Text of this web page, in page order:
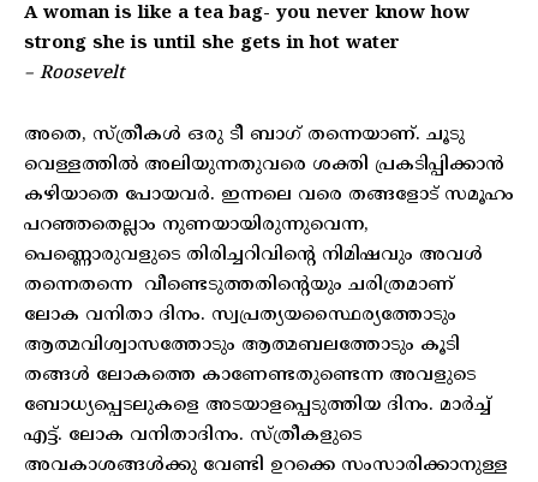
A woman is like a tea bag- you never know how
strong she is until she gets in hot water
– Roosevelt
അതെ, സ്ത്രീകൾ ഒരു ടീ ബാഗ് തന്നെയാണ്. ചൂടു
വെള്ളത്തിൽ അലിയുന്നതുവരെ ശക്തി പ്രകടിപ്പിക്കാൻ
കഴിയാതെ പോയവർ. ഇന്നലെ വരെ തങ്ങളോട് സമൂഹം
പറഞ്ഞതെല്ലാം നുണയായിരുന്നുവെന്ന,
പെണ്ണൊരുവളുടെ തിരിച്ചറിവിന്റെ നിമിഷവും അവൾ
തന്നെതന്നെ വീണ്ടെടുത്തതിന്റെയും ചരിത്രമാണ്
ലോക വനിതാ ദിനം. സ്വപ്രത്യയസ്ഥൈര്യത്തോടും
ആത്മവിശ്വാസത്തോടും ആത്മബലത്തോടും കൂടി
തങ്ങൾ ലോകത്തെ കാണേണ്ടതുണ്ടെന്ന അവളുടെ
ബോധ്യപ്പെടലുകളെ അടയാളപ്പെടുത്തിയ ദിനം. മാർച്ച്
എട്ട്. ലോക വനിതാദിനം. സ്ത്രീകളുടെ
അവകാശങ്ങൾക്കു വേണ്ടി ഉറക്കെ സംസാരിക്കാനുള്ള